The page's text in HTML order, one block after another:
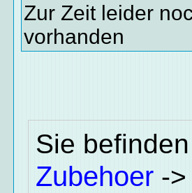
Zur Zeit leider
vorhanden
Sie
Zubehoer ->